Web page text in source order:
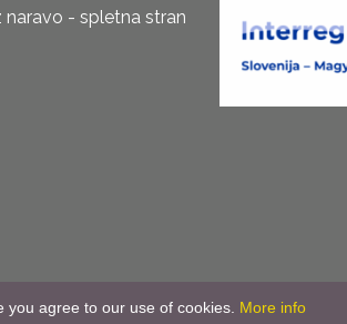
naravo - spletna stran
agree to our use of cookies. More info